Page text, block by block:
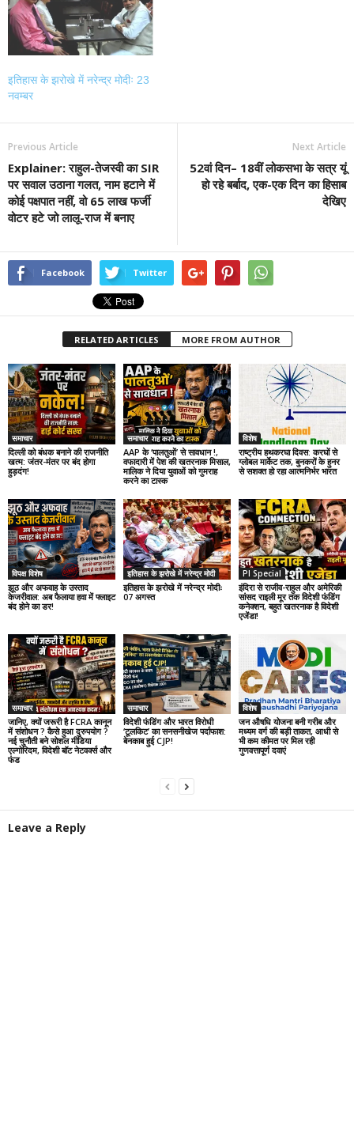
इतिहास के झरोखे में नरेन्द्र मोदीः 23
नवम्बर
Previous Article
Explainer: राहुल-तेजस्वी का SIR
पर सवाल उठाना गलत, नाम हटाने में
कोई पक्षपात नहीं, वो 65 लाख फर्जी
वोटर हटे जो लालू-राज में बनाए
Next Article
52वां दिन– 18वीं लोकसभा के सत्र यूं
हो रहे बर्बाद, एक-एक दिन का हिसाब
देखिए
Facebook Twitter
RELATED ARTICLES MORE FROM AUTHOR
समाचार
दिल्ली को बंधक बनाने की राजनीति
खत्म: जंतर-मंतर पर बंद होगा
हुड़दंग!
समाचार
AAP के ‘पालतुओं’ से सावधान !,
वफादारी में पेश की खतरनाक मिसाल,
मालिक ने दिया युवाओं को गुमराह
करने का टास्क
विशेष
राष्ट्रीय हथकरघा दिवस: करघों से
ग्लोबल मार्केट तक, बुनकरों के हुनर
से सशक्त हो रहा आत्मनिर्भर भारत
विपक्ष विशेष
झूठ और अफवाह के उस्ताद
केजरीवाल: अब फैलाया हवा में फ्लाइट
बंद होने का डर!
इतिहास के झरोखे में नरेन्द्र मोदी
इतिहास के झरोखे में नरेन्द्र मोदीः
07 अगस्त
PI Special
इंदिरा से राजीव-राहुल और अमेरिकी
सांसद राइली मूर तक विदेशी फंडिंग
कनेक्शन, बहुत खतरनाक है विदेशी
एजेंडा!
समाचार
जानिए, क्यों जरूरी है FCRA कानून
में संशोधन ? कैसे हुआ दुरुपयोग ?
नई चुनौती बने सोशल मीडिया
एल्गोरिदम, विदेशी बॉट नेटवर्क्स और
फंड
समाचार
विदेशी फंडिंग और भारत विरोधी
‘टूलकिट’ का सनसनीखेज पर्दाफाश:
बेनकाब हुई CJP!
विशेष
जन औषधि योजना बनी गरीब और
मध्यम वर्ग की बड़ी ताकत, आधी से
भी कम कीमत पर मिल रही
गुणवत्तापूर्ण दवाएं
Leave a Reply